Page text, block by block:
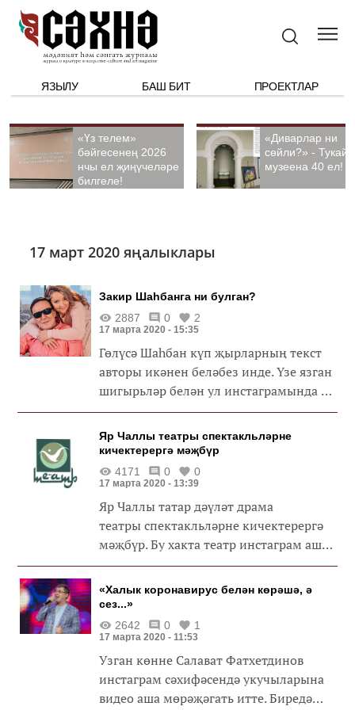
ЯЗЫЛУ БАШ БИТ ПРОЕКТЛАР
«Үз телем»
бәйгесенең 2026
нчы ел җиңүчеләре
билгеле!
«Диварлар ни
сөйли?» - Тукай
музеена 40 ел!
17 март 2020 яңалыклары
Закир Шаһбанга ни булган?
2887
0 2
17 марта 2020 - 15:35
Гөлүсә Шаһбан күп җырларның текст
авторы икәнен беләбез инде. Үзе язган
шигырьләр белән ул инстаграмында да
бүлешә. Гөлүсә ‒ Закир Шаһбанның
хатыны.
Яр Чаллы театры спектакльләрне
кичектерергә мәҗбүр
4171
0 0
17 марта 2020 - 13:39
Яр Чаллы татар дәүләт драма
театры спектакльләрне кичектерергә
мәҗбүр. Бу хакта театр инстаграм аша
хәбәр итә.
«Халык коронавирус белән көрәшә, ә
сез...»
2642
0 1
17 марта 2020 - 11:53
Узган көнне Салават Фатхетдинов
инстаграм сәхифәсендә укучыларына
видео аша мөрәҗәгать итте. Биредә